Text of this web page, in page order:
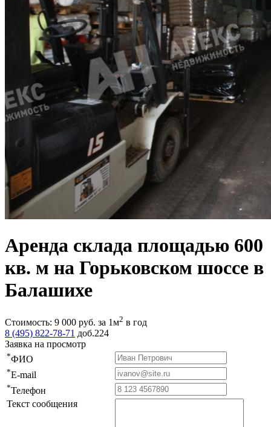
Аренда склада площадью 600
кв. м на Горьковском шоссе в
Балашихе
Стоимость: 9 000 руб. за 1м2 в год
8 (495) 822-78-71 доб.224
Заявка на просмотр
*ФИО
*E-mail
*Телефон
Текст сообщения